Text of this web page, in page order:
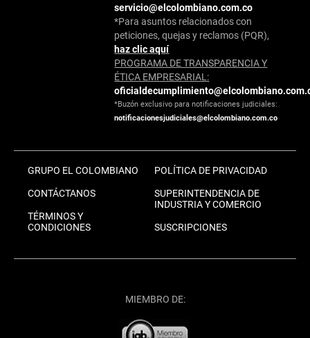
servicio@elcolombiano.com.co
*Para asuntos relacionados con
peticiones, quejas y reclamos (PQR),
haz clic aquí
PROGRAMA DE TRANSPARENCIA Y
ÉTICA EMPRESARIAL:
*Buzón exclusivo para notificaciones judiciales:
notificacionesjudiciales@elcolombiano.com.co
GRUPO EL COLOMBIANO
CONTÁCTANOS
TÉRMINOS Y
CONDICIONES
POLÍTICA DE PRIVACIDAD
SUPERINTENDENCIA DE
INDUSTRIA Y COMERCIO
SUSCRIPCIONES
MIEMBRO DE: